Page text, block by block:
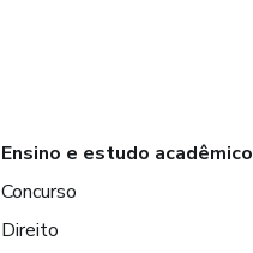
Ensino e estudo acadêmico
Concurso
Direito